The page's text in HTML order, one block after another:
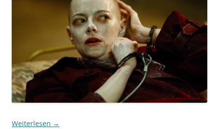
Weiterlesen →